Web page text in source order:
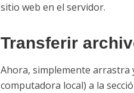
sitio web en el servidor.
Transferir
Ahora, simplemente arrastra
computadora local) a la